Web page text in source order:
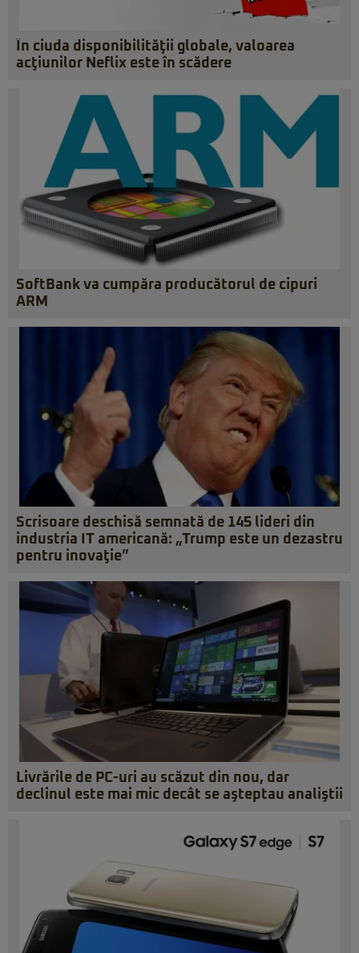
În ciuda disponibilităţii globale, valoarea
acţiunilor Neflix este în scădere
SoftBank va cumpăra producătorul de cipuri
ARM
Scrisoare deschisă semnată de 145 lideri din
industria IT americană: „Trump este un dezastru
pentru inovaţie”
Livrările de PC-uri au scăzut din nou, dar
declinul este mai mic decât se aşteptau analiştii